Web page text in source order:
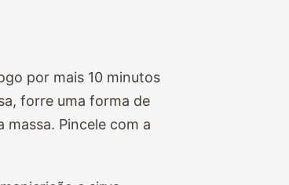
por mais 10 minutos
forre uma forma de
Pincele com a